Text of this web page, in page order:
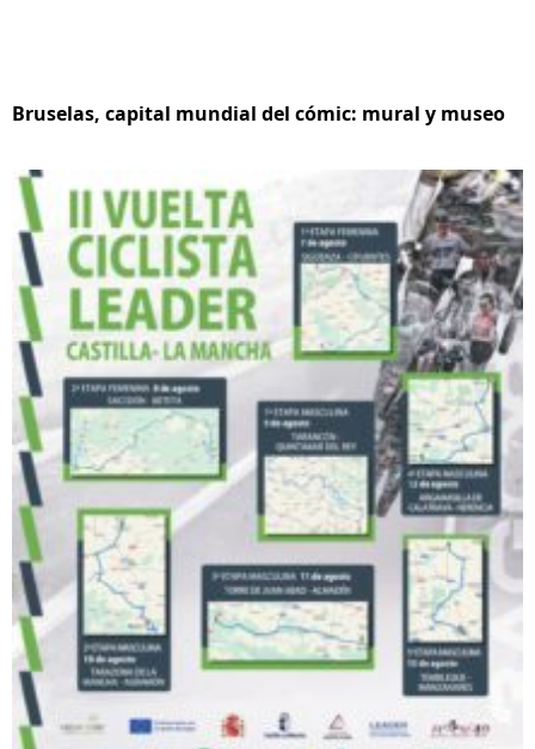
Bruselas, capital mundial del cómic: mural y museo